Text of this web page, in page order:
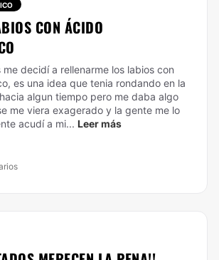
CON ÁCIDO
me decidí a rellenarme los labios con
es una idea que tenia rondando en la
algun tiempo pero me daba algo
me viera exagerado y la gente me lo
acudí a mi... Leer más